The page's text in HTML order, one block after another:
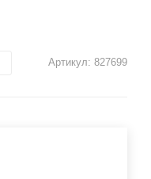
Артикул: 827699